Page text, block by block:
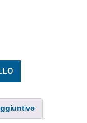
era:
attuale è: